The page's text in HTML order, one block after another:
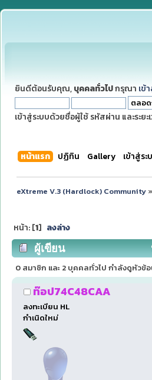
ยินดีต้อนรับคุณ, บุคคลทั่วไปกรุณา เข้
เข้าสู่ระบบด้วยชื่อผู้ใช้ รหัสผ่าน และระยะ
หน้าแรก ปฏิทิน Gallery เข้าสู่ระ
eXtreme V.3 (Hardlock) Community»
หน้า: [1] ลงล่าง
ผู้เขียน
0 สมาชิก และ 2 บุคคลทั่วไป กำลังดูหัวข้
ท๊อป74C48CAA
ลงทะเบียน HL
กำเนิดใหม่